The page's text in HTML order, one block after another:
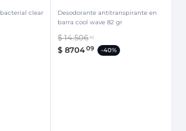
clear
Desodorante antitranspirante en
barra cool wave 82 gr
$14.506 82
$ 870409 -40%